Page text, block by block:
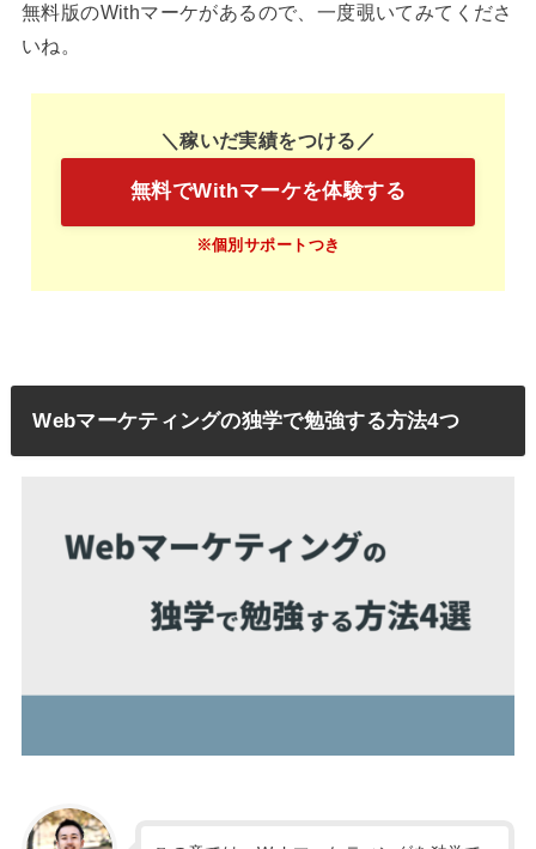
無料版のWithマーケがあるので、一度覗いてみてくださ
いね。
＼稼いだ実績をつける／
無料でWithマーケを体験する
※個別サポートつき
Webマーケティングの独学で勉強する方法4つ